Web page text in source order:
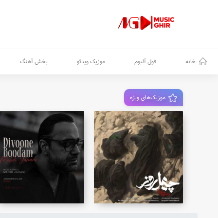
خانه فول آلبوم موزیک ویدئو پخش آهنگ
موزیک‌های ویژه